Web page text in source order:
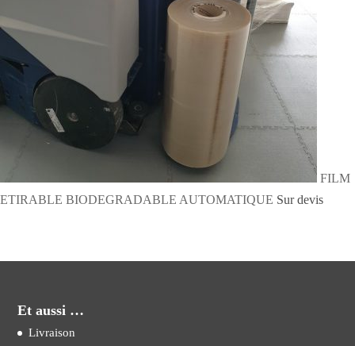
FILM
ETIRABLE BIODEGRADABLE AUTOMATIQUE Sur devis
Et aussi …
Livraison